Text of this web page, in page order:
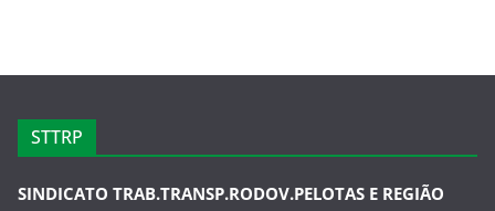
STTRP
SINDICATO TRAB.TRANSP.RODOV.PELOTAS E REGIÃO